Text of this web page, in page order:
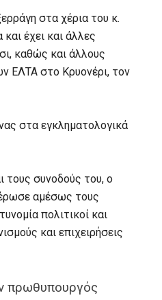
στα χέρια του κ.
έχει και άλλες
καθώς και άλλους
ΕΛΤΑ στο Κρυονέρι, τον
στα εγκληματολογικά
τους συνοδούς του, ο
αμέσως τους
πολιτικοί και
και επιχειρήσεις
πρωθυπουργός